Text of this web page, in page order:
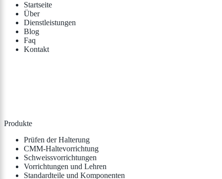
Startseite
Über
Dienstleistungen
Blog
Faq
Kontakt
Produkte
Prüfen der Halterung
CMM-Haltevorrichtung
Schweissvorrichtungen
Vorrichtungen und Lehren
Standardteile und Komponenten